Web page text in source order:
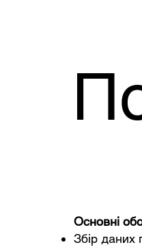
Основні
Збір даних